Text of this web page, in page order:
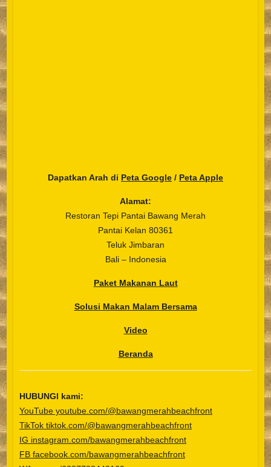
Dapatkan Arah di Peta Google / Peta Apple
Alamat:
Restoran Tepi Pantai Bawang Merah
Pantai Kelan 80361
Teluk Jimbaran
Bali – Indonesia
Paket Makanan Laut
Solusi Makan Malam Bersama
Video
Beranda
HUBUNGI kami:
YouTube youtube.com/@bawangmerahbeachfront
TikTok tiktok.com/@bawangmerahbeachfront
IG instagram.com/bawangmerahbeachfront
FB facebook.com/bawangmerahbeachfront